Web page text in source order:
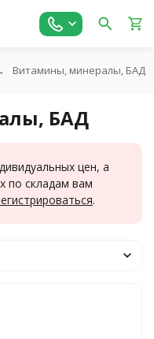
Витамины, минералы, БАД
БАД
цен, а
по складам вам
.